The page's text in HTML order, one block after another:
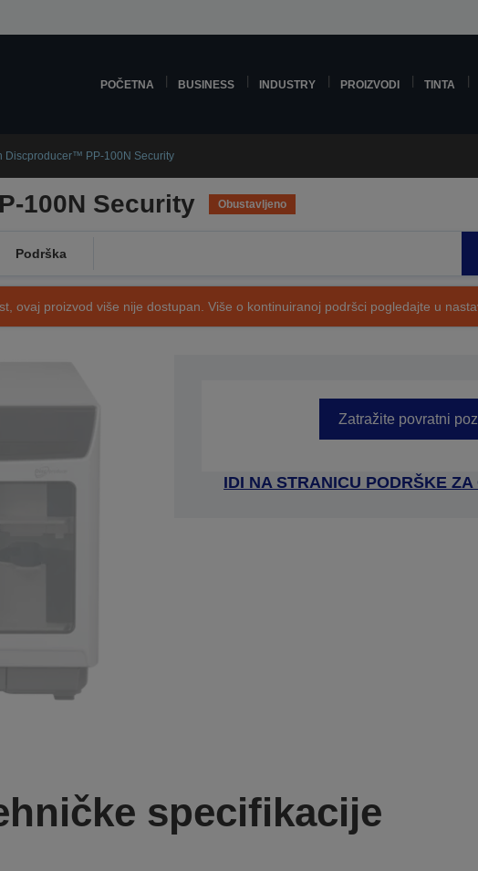
POČETNA BUSINESS INDUSTRY PROIZVODI TINTA
Discproducer™ PP-100N Security
100N Security Obustavljeno
Podrška
ovaj proizvod više nije dostupan. Više o kontinuiranoj podršci pogledajte u
Zatražite povratni
IDI NA STRANICU PODRŠKE
specifikacije